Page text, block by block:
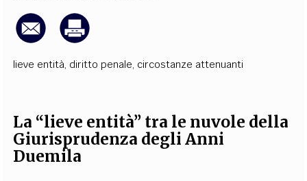
lieve entità, diritto penale, circostanze attenuanti
La “lieve entità” tra le nuvole della
Giurisprudenza degli Anni
Duemila